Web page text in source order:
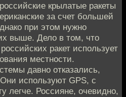
крылатые ракеты
за счет большей
при этом нужно
выше. Дело в том, что
ракет использует
местности.
давно отказались,
используют GPS, с
легче. Россияне, очевидно,